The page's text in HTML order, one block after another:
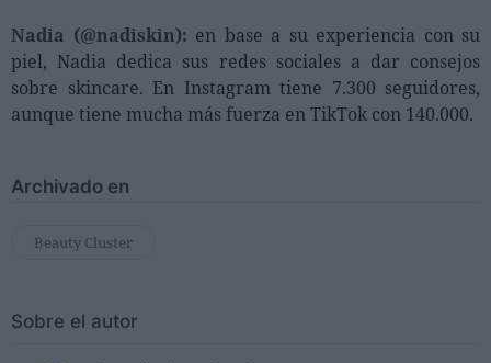
Nadia (@nadiskin): en base a su experiencia con su
piel, Nadia dedica sus redes sociales a dar consejos
sobre skincare. En Instagram tiene 7.300 seguidores,
aunque tiene mucha más fuerza en TikTok con 140.000.
Archivado en
Beauty Cluster
Sobre el autor